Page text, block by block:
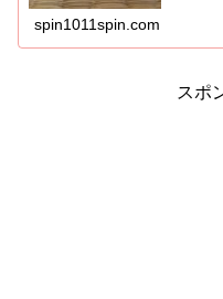
spin1011spin.com
スポ